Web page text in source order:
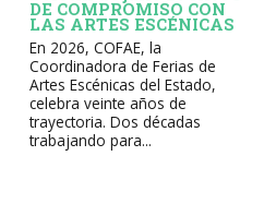
DE COMPROMISO CON
LAS ARTES ESCÉNICAS
En 2026, COFAE, la
Coordinadora de Ferias de
Artes Escénicas del Estado,
celebra veinte años de
trayectoria. Dos décadas
trabajando para...